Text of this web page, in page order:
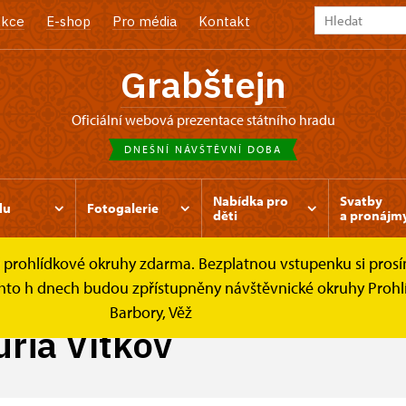
E-shop Pro média Kontakt
Grabštejn
oficiální webová prezentace státního hradu
DNEŠNÍ NÁVŠTĚVNÍ DOBA
Fotogalerie
Nabídka pro
děti
Svatby
a
okruhy zdarma. Bezplatnou vstupenku si
h dnech budou zpřístupněny návštěvnické okruhy
Barbory, Věž
Curia Vítkov
Vítkov